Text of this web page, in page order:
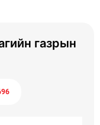
газрын